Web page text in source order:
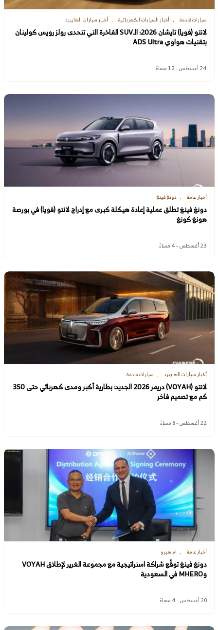
سيارات قادمة أخبار السيارات الكهربائية أخبار سيارات الهايبرد
لانتو (فويا) تايشان 2026: الـSUV الفاخرة التي تتحدى رولز رويس كولينان
بتقنيات هواوي ADS Ultra
24 أغسطس - 12 مساءً
أخبار عامة دونغ فينغ
دونغ فينغ تطلق عملية إعادة هيكلة كبرى مع إدراج لانتو (فويا) في بورصة
هونغ كونغ
23 أغسطس - 4 مساءً
أخبار سيارات الهايبرد سيارات قادمة
لانتو (VOYAH) دريمر 2026 الجديد: بطارية أكبر ومدى كهربائي حتى 350
كم مع تصميم فاخر
22 أغسطس - 8 مساءً
أخبار عامة ام هيرو
دونغ فينغ توقّع شراكة استراتيجية مع مجموعة الغرير لإطلاق VOYAH
وMHERO في السعودية
20 أغسطس - 4 مساءً